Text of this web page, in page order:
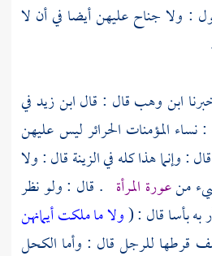
: ولا جناح عليهن أيضا في أن لا
ابن وهبقال : قالابن زيدفي
المؤمنات الحرائر ليس عليهن
: وإنما هذا كله في الزينة قال : ولا
منعورة المرأة . قال : ولو نظر
به بأسا قال : (ولا ما ملكت أيمانهن
قرطها للرجل قال : وأما الكحل